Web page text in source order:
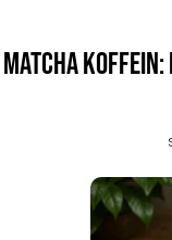
Matcha koffein: